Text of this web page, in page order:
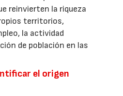
reinvierten la riqueza
territorios,
la actividad
de población en las
el origen